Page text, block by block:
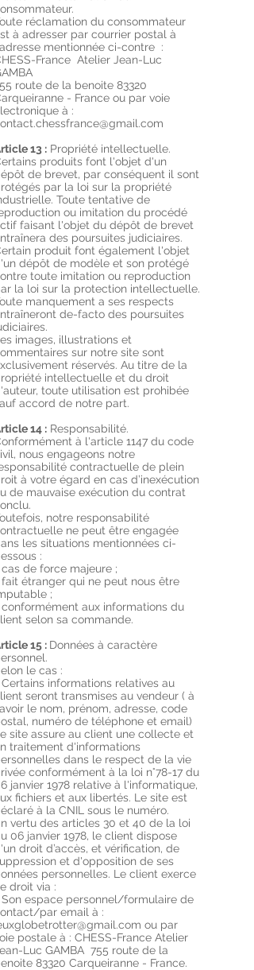
réclamation du consommateur
à adresser par courrier postal à
mentionnée ci-contre :
France Atelier Jean-Luc
route de la benoite 83320
- France ou par voie
à :
13 : Propriété intellectuelle.
produits font l'objet d'un
de brevet, par conséquent il sont
par la loi sur la propriété
Toute tentative de
ou imitation du procédé
faisant l'objet du dépôt de brevet
des poursuites judiciaires.
produit font également l'objet
dépôt de modèle et son protégé
toute imitation ou reproduction
la loi sur la protection intellectuelle.
manquement a ses respects
de-facto des poursuites
images, illustrations et
sur notre site sont
réservés. Au titre de la
intellectuelle et du droit
toute utilisation est prohibée
accord de notre part.
14 : Responsabilité.
à l'article 1147 du code
nous engageons notre
contractuelle de plein
à votre égard en cas d’inexécution
de mauvaise exécution du contrat
notre responsabilité
ne peut être engagée
les situations mentionnées ci-
:
de force majeure ;
étranger qui ne peut nous être
;
aux informations du
selon sa commande.
15 : Données à caractère
le cas :
informations relatives au
seront transmises au vendeur ( à
le nom, prénom, adresse, code
numéro de téléphone et email)
site assure au client une collecte et
traitement d'informations
dans le respect de la vie
conformément à la loi n°78-17 du
janvier 1978 relative à l'informatique,
fichiers et aux libertés. Le site est
à la CNIL sous le numéro.
vertu des articles 30 et 40 de la loi
06 janvier 1978, le client dispose
droit d’accès, et vérification, de
et d'opposition de ses
personnelles. Le client exerce
droit via :
espace personnel/formulaire de
par email à :
ou par
postale à : CHESS-France Atelier
Luc GAMBA 755 route de la
83320 Carqueiranne - France.